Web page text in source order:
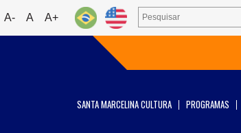
A- A A+
SANTA MARCELINA CULTURA PROGRAMAS